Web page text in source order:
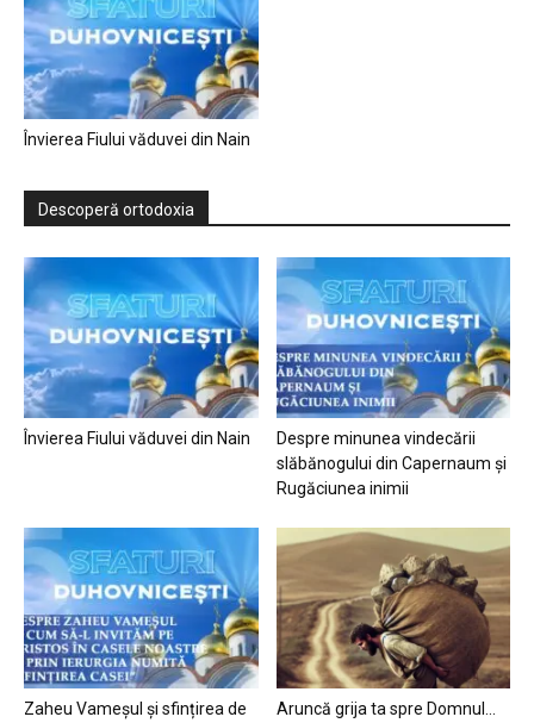
Învierea Fiului văduvei din Nain
Descoperă ortodoxia
Învierea Fiului văduvei din Nain
Despre minunea vindecării
slăbănogului din Capernaum și
Rugăciunea inimii
Zaheu Vameșul și sfințirea de
Aruncă grija ta spre Domnul…